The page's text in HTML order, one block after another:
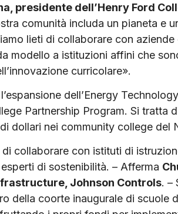
presidente dell’Henry Ford
comunità includa un pianeta e
lieti di collaborare con
modello a istituzioni affini che
curricolare».
dell’Energy
Partnership Program. Si tratta
dollari nei community college del
collaborare con istituti di
di sostenibilità. – Afferma
Johnson Controls. –
della coorte inaugurale di scuole